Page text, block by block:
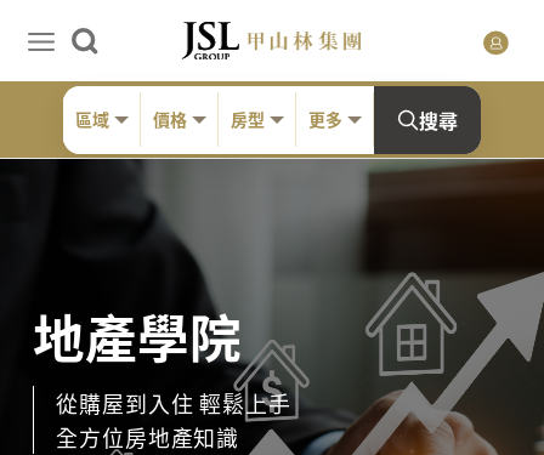
區域 價格 房型 更多 搜尋
地產學院
從購屋到入住 輕鬆上手
全方位房地產知識